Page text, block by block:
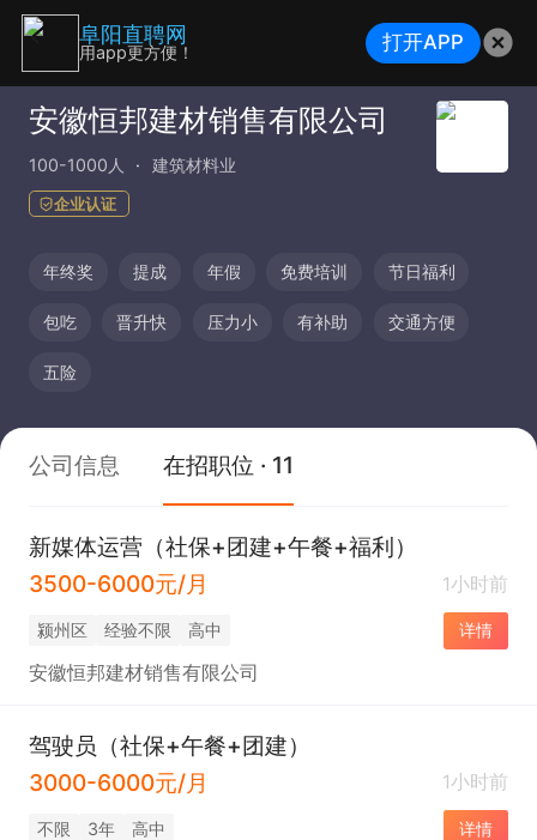
安徽恒邦建材销售有限公司
100-1000人 建筑材料业
企业认证
年终奖 提成 年假 免费培训 节日福利
包吃 晋升快 压力小 有补助 交通方便
五险
公司信息 在招职位 · 11
新媒体运营（社保+团建+午餐+福利）
3500-6000元/月
1小时前
颍州区 经验不限 高中 详情
安徽恒邦建材销售有限公司
驾驶员（社保+午餐+团建）
3000-6000元/月
1小时前
不限 3年 高中 详情
阜阳直聘网
用app更方便！ 打开APP